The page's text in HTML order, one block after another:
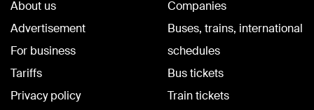
About us
Advertisement
For business
Tariffs
Privacy policy
Companies
Buses, trains, international
schedules
Bus tickets
Train tickets